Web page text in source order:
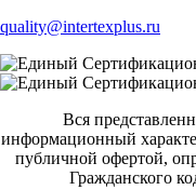
quality@intertexplus.ru
Вся
информационный
публичной офертой,
Гражданского